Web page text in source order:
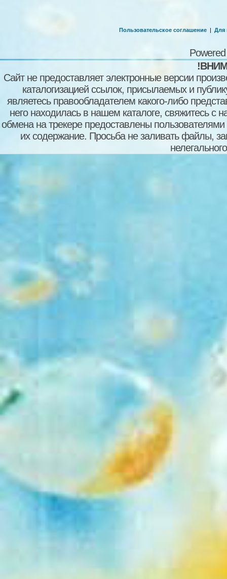
Пользовательское соглашение | Для
Сайт не предоставляет электронные версии
каталогизацией ссылок, присылаемых и
являетесь правообладателем какого-либо
него находилась в нашем каталоге, свяжитесь
обмена на трекере предоставлены пользователями
их содержание. Просьба не заливать файлы,